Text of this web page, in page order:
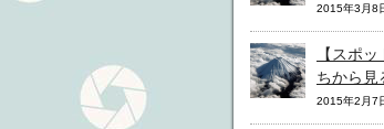
2015年3月8
【スポ
ちから見
2015年2月7